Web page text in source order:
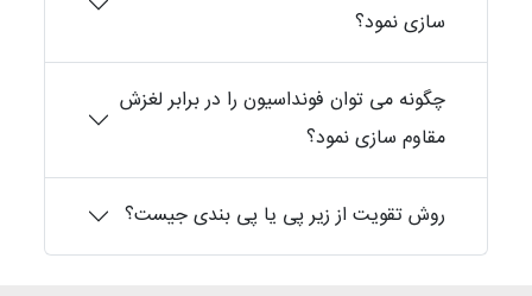
سازی نمود؟
چگونه می توان فونداسیون را در برابر لغزش
مقاوم سازی نمود؟
روش تقویت از زیر پی یا پی بندی جیست؟